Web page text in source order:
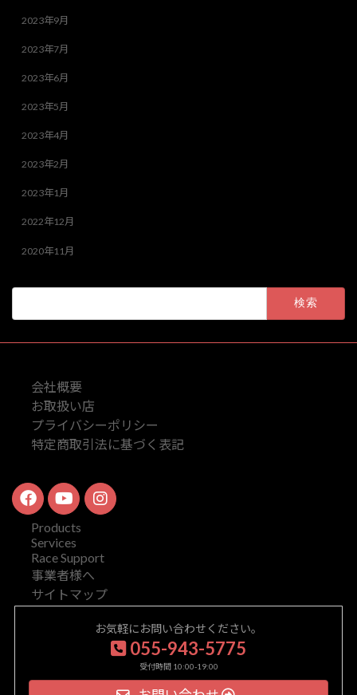
2023年9月
2023年7月
2023年6月
2023年5月
2023年4月
2023年2月
2023年1月
2022年12月
2020年11月
会社概要
お取扱い店
プライバシーポリシー
特定商取引法に基づく表記
Products
Services
Race Support
事業者様へ
サイトマップ
お気軽にお問い合わせください。
055-943-5775
受付時間 10:00-19:00